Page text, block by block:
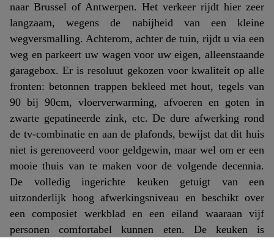
naar Brussel of Antwerpen. Het verkeer rijdt hier zeer
langzaam, wegens de nabijheid van een kleine
wegversmalling. Achterom, achter de tuin, rijdt u via een
weg en parkeert uw wagen voor uw eigen, alleenstaande
garagebox. Er is resoluut gekozen voor kwaliteit op alle
fronten: betonnen trappen bekleed met hout, tegels van
90 bij 90cm, vloerverwarming, afvoeren en goten in
zwarte gepatineerde zink, etc. De dure afwerking rond
de tv-combinatie en aan de plafonds, bewijst dat dit huis
niet is gerenoveerd voor geldgewin, maar wel om er een
mooie thuis van te maken voor de volgende decennia.
De volledig ingerichte keuken getuigt van een
uitzonderlijk hoog afwerkingsniveau en beschikt over
een composiet werkblad en een eiland waaraan vijf
personen comfortabel kunnen eten. De keuken is